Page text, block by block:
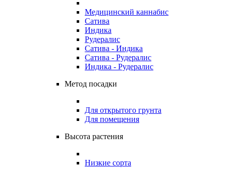
Медицинский каннабис
Сатива
Индика
Рудералис
Сатива - Индика
Сатива - Рудералис
Индика - Рудералис
Метод посадки
Для открытого грунта
Для помещения
Высота растения
Низкие сорта